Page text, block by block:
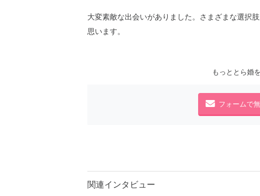
大変素敵な出会いがありました。さまざまな選択
思います。
もっととら婚
フォームで
関連インタビュー